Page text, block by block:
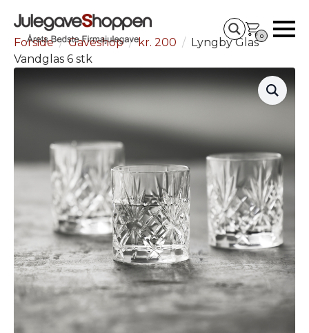
0
Forside Gaveshop kr. 200
Lyngby Glas
Vandglas 6 stk